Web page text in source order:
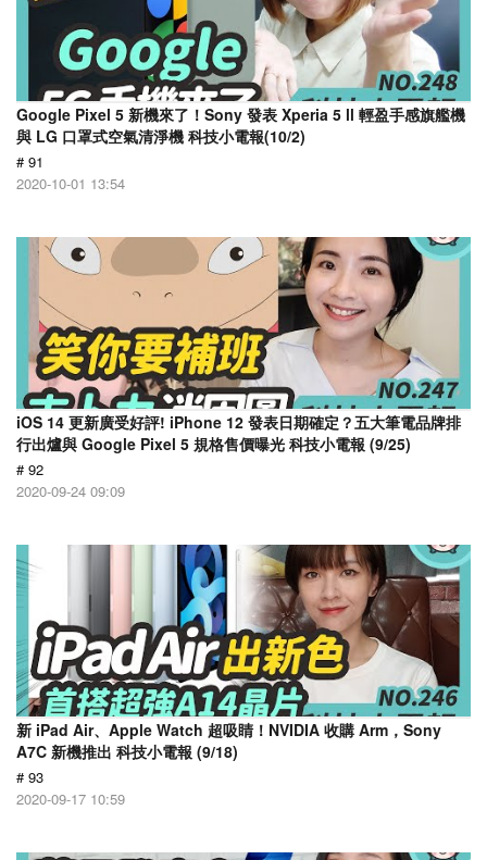
Google Pixel 5 新機來了！Sony 發表 Xperia 5 ll 輕盈手感旗艦機
與 LG 口罩式空氣清淨機 科技小電報(10/2)
# 91
2020-10-01 13:54
iOS 14 更新廣受好評! iPhone 12 發表日期確定？五大筆電品牌排
行出爐與 Google Pixel 5 規格售價曝光 科技小電報 (9/25)
# 92
2020-09-24 09:09
新 iPad Air、Apple Watch 超吸睛！NVIDIA 收購 Arm，Sony
A7C 新機推出 科技小電報 (9/18)
# 93
2020-09-17 10:59